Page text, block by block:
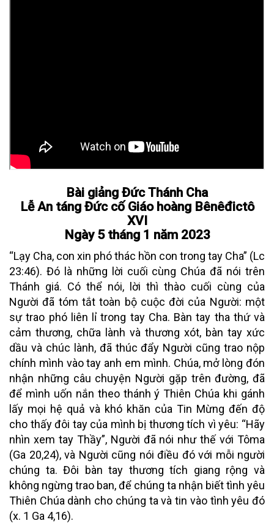
Bài giảng Đức Thánh Cha
Lễ An táng Đức cố Giáo hoàng Bênêđictô
XVI
Ngày 5 tháng 1 năm 2023
“Lạy Cha, con xin phó thác hồn con trong tay Cha” (Lc
23:46). Đó là những lời cuối cùng Chúa đã nói trên
Thánh giá. Có thể nói, lời thì thào cuối cùng của
Người đã tóm tắt toàn bộ cuộc đời của Người: một
sự trao phó liên lỉ trong tay Cha. Bàn tay tha thứ và
cảm thương, chữa lành và thương xót, bàn tay xức
dầu và chúc lành, đã thúc đẩy Người cũng trao nộp
chính mình vào tay anh em mình. Chúa, mở lòng đón
nhận những câu chuyện Người gặp trên đường, đã
để mình uốn nắn theo thánh ý Thiên Chúa khi gánh
lấy mọi hệ quả và khó khăn của Tin Mừng đến độ
cho thấy đôi tay của mình bị thương tích vì yêu: “Hãy
nhìn xem tay Thầy”, Người đã nói như thế với Tôma
(Ga 20,24), và Người cũng nói điều đó với mỗi người
chúng ta. Đôi bàn tay thương tích giang rộng và
không ngừng trao ban, để chúng ta nhận biết tình yêu
Thiên Chúa dành cho chúng ta và tin vào tình yêu đó
(x. 1 Ga 4,16).